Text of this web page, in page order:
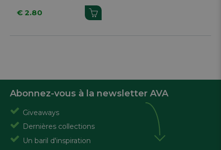
€ 2.80
Abonnez-vous à la newsletter AVA
Giveaways
Dernières collections
Un baril d'inspiration